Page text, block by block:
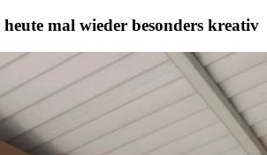
mal wieder besonders kreativ